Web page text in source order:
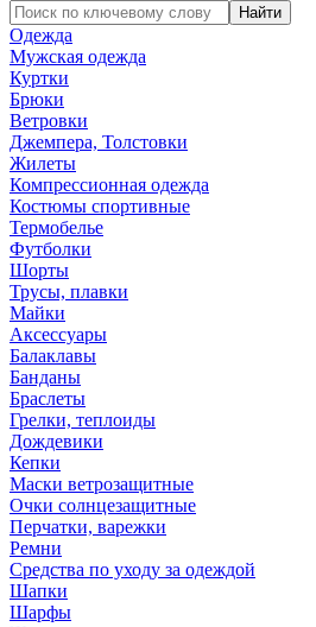
Найти
Одежда
Мужская одежда
Куртки
Брюки
Ветровки
Джемпера, Толстовки
Жилеты
Компрессионная одежда
Костюмы спортивные
Термобелье
Футболки
Шорты
Трусы, плавки
Майки
Аксессуары
Балаклавы
Банданы
Браслеты
Грелки, теплоиды
Дождевики
Кепки
Маски ветрозащитные
Очки солнцезащитные
Перчатки, варежки
Ремни
Средства по уходу за одеждой
Шапки
Шарфы